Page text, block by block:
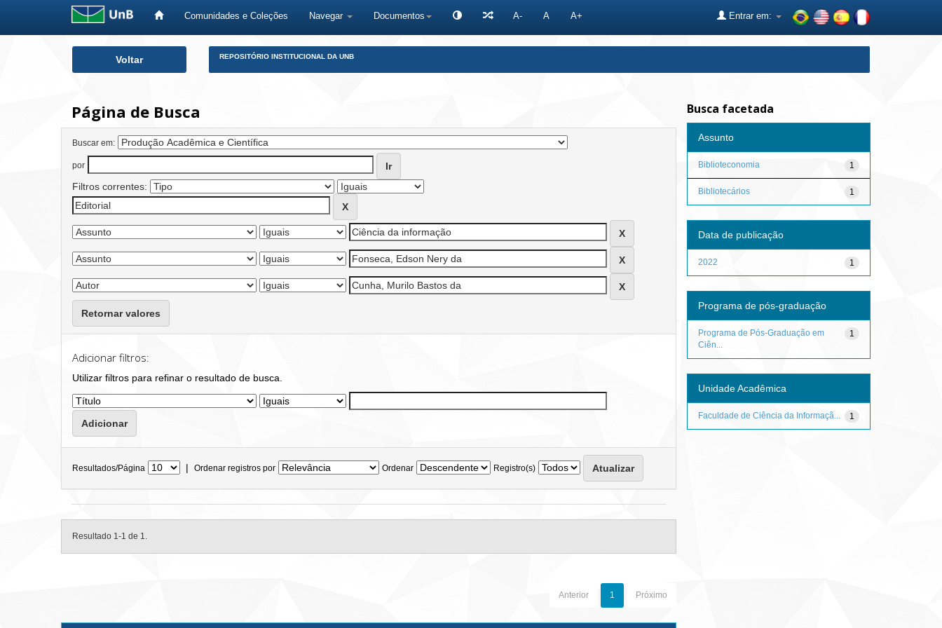
Comunidades e Coleções Navegar Documentos A- A A+ Entrar em:
Voltar REPOSITÓRIO INSTITUCIONAL DA UNB
Página de Busca
Buscar em:
por
Filtros correntes:
Retornar valores
Adicionar filtros:
Utilizar filtros para refinar o resultado de busca.
Resultados/Página | Ordenar registros por Ordenar Registro(s)
Resultado 1-1 de 1.
Anterior 1 Próximo
Busca facetada
Assunto
1
Biblioteconomia
1
Bibliotecários
Data de publicação
1
2022
Programa de pós-graduação
1
Programa de Pós-Graduação em
Ciên...
Unidade Acadêmica
1
Faculdade de Ciência da Informaçã...